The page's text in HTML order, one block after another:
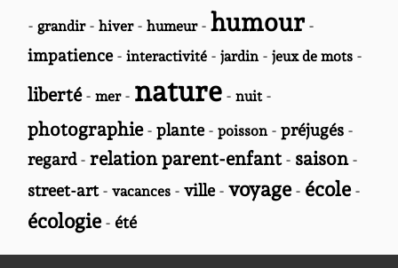
- grandir- hiver- humeur- humour-
impatience- interactivité - jardin- jeux de mots -
liberté- mer- nature - nuit-
photographie- plante- poisson- préjugés -
regard- relation parent-enfant- saison-
street-art- vacances - ville- voyage - école -
écologie - été